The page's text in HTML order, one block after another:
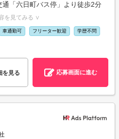
「六日町バス停」より徒歩2分
を見てみる ∨
車通勤可 フリーター歓迎 学歴不問
を見る 応募画面に進む